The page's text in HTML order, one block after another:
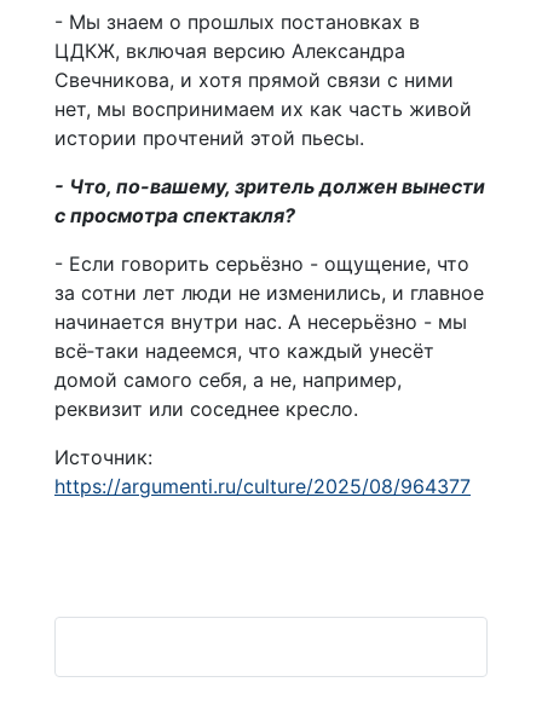
- Мы знаем о прошлых постановках в
ЦДКЖ, включая версию Александра
Свечникова, и хотя прямой связи с ними
нет, мы воспринимаем их как часть живой
истории прочтений этой пьесы.
- Что, по-вашему, зритель должен вынести
с просмотра спектакля?
- Если говорить серьёзно - ощущение, что
за сотни лет люди не изменились, и главное
начинается внутри нас. А несерьёзно - мы
всё‑таки надеемся, что каждый унесёт
домой самого себя, а не, например,
реквизит или соседнее кресло.
Источник:
https://argumenti.ru/culture/2025/08/964377